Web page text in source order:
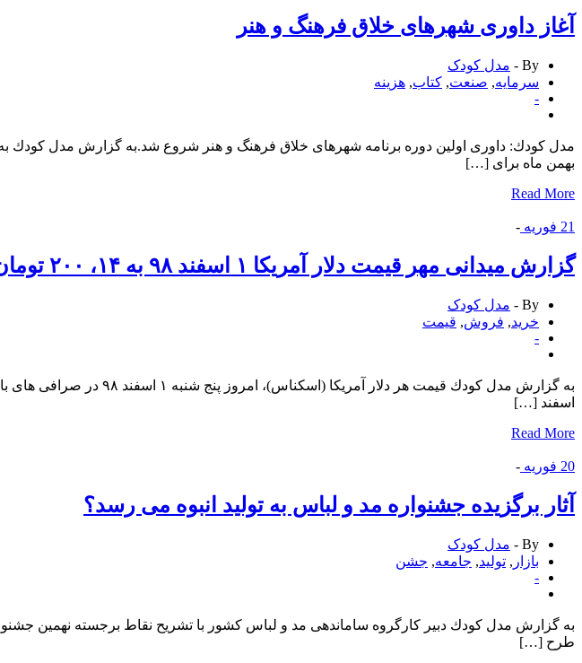
آغاز داوری شهرهای خلاق فرهنگ و هنر
By -
مدل کودک
سرمایه, صنعت, كتاب, هزینه
-
مدل كودك: داوری اولین دوره برنامه شهرهای خلاق فرهنگ و هنر شروع شد.به گزارش مدل كودك به
بهمن ماه برای […]
Read More
21 فوریه -
گزارش میدانی مهر قیمت دلار آمریكا ۱ اسفند ۹۸ به ۱۴، ۲۰۰ تومان رسید
By -
مدل کودک
خرید, فروش, قیمت
-
اسفند […]
Read More
20 فوریه -
آثار برگزیده جشنواره مد و لباس به تولید انبوه می رسد؟
By -
مدل کودک
بازار , تولید, جامعه, جشن
-
به گزارش مدل كودك دبیر كارگروه ساماندهی مد و لباس كشور با تشریح نقاط برجسته نهمین
طرح […]